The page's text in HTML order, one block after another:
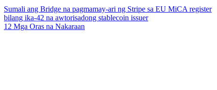
Sumali ang Bridge na pagmamay-ari ng Stripe sa EU MiCA register
bilang ika-42 na awtorisadong stablecoin issuer
12 Mga Oras na Nakaraan